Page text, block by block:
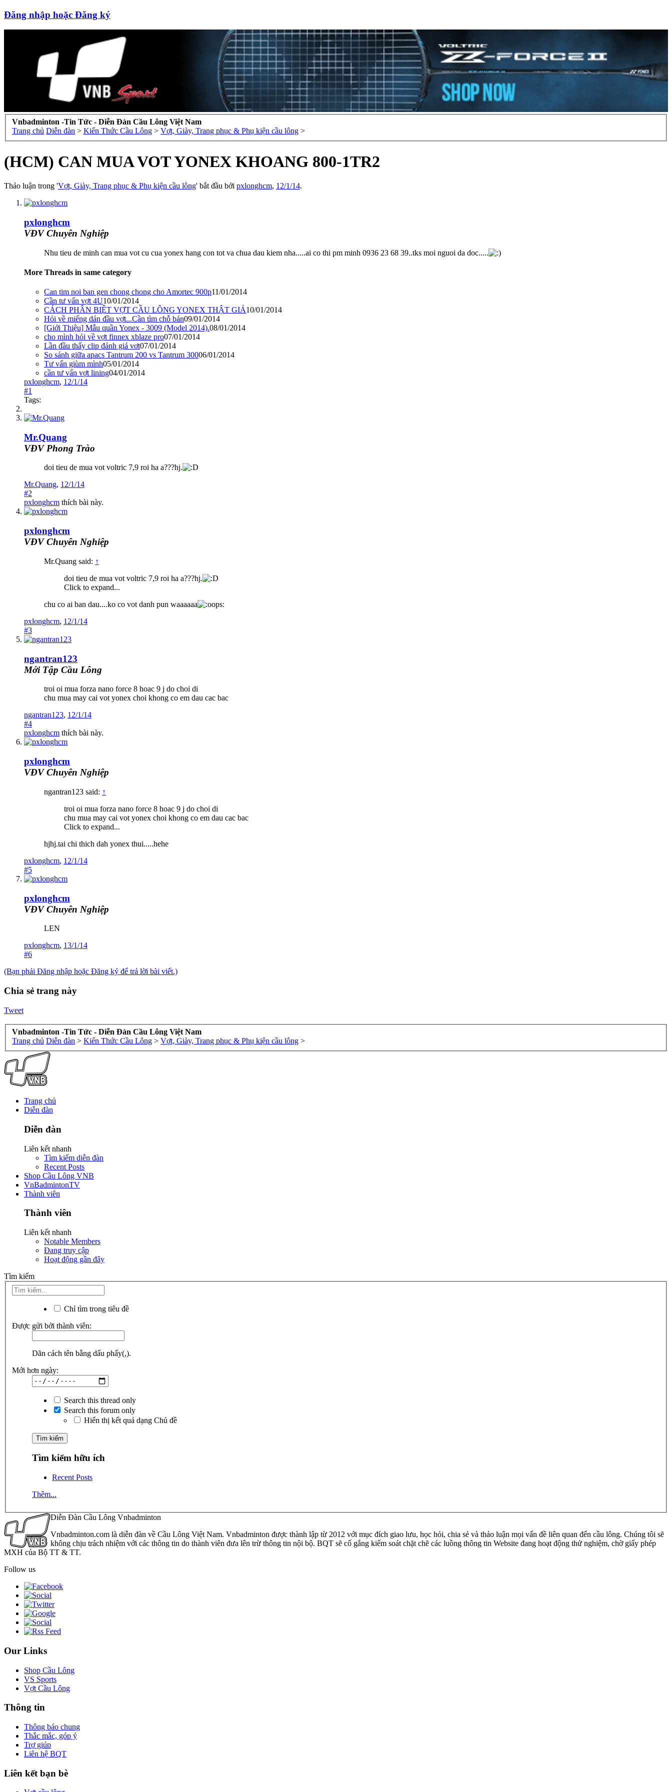
Đăng nhập hoặc Đăng ký
Vnbadminton -Tin Tức - Diễn Đàn Cầu Lông Việt Nam
Trang chủ Diễn đàn > Kiến Thức Cầu Lông > Vợt, Giày, Trang phục & Phụ kiện cầu lông >
(HCM) CAN MUA VOT YONEX KHOANG 800-1TR2
Thảo luận trong 'Vợt, Giày, Trang phục & Phụ kiện cầu lông' bắt đầu bởi pxlonghcm, 12/1/14.
pxlonghcm
VĐV Chuyên Nghiệp
Nhu tieu de minh can mua vot cu cua yonex hang con tot va chua dau kiem nha.....ai co thi pm minh 0936 23 68 39..tks moi nguoi da doc.....
More Threads in same category
Can tim noi ban gen chong chong cho Amortec 900p11/01/2014
Cần tư vấn vợt 4U10/01/2014
CÁCH PHÂN BIỆT VỢT CẦU LÔNG YONEX THẬT GIẢ10/01/2014
Hỏi về miếng dán đầu vợt...Cần tìm chỗ bán09/01/2014
[Giới Thiệu] Mẫu quần Yonex - 3009 (Model 2014).08/01/2014
cho mình hỏi về vợt finnex xblaze pro07/01/2014
Lần đầu thấy clip đánh giá vơt07/01/2014
So sánh giữa apacs Tantrum 200 vs Tantrum 30006/01/2014
Tư vấn giùm mình05/01/2014
cần tư vấn vợt lining04/01/2014
pxlonghcm, 12/1/14
#1
Tags:
Mr.Quang
VĐV Phong Trào
doi tieu de mua vot voltric 7,9 roi ha a???hj.
Mr.Quang, 12/1/14
#2
pxlonghcm thích bài này.
pxlonghcm
VĐV Chuyên Nghiệp
Mr.Quang said: ↑
doi tieu de mua vot voltric 7,9 roi ha a???hj.
Click to expand...
chu co ai ban dau....ko co vot danh pun waaaaaa
pxlonghcm, 12/1/14
#3
ngantran123
Mới Tập Cầu Lông
troi oi mua forza nano force 8 hoac 9 j do choi di
chu mua may cai vot yonex choi khong co em dau cac bac
ngantran123, 12/1/14
#4
pxlonghcm thích bài này.
pxlonghcm
VĐV Chuyên Nghiệp
ngantran123 said: ↑
troi oi mua forza nano force 8 hoac 9 j do choi di
chu mua may cai vot yonex choi khong co em dau cac bac
Click to expand...
hjhj.tai chi thich dah yonex thui.....hehe
pxlonghcm, 12/1/14
#5
pxlonghcm
VĐV Chuyên Nghiệp
LEN
pxlonghcm, 13/1/14
#6
(Bạn phải Đăng nhập hoặc Đăng ký để trả lời bài viết.)
Chia sẻ trang này
Tweet
Vnbadminton -Tin Tức - Diễn Đàn Cầu Lông Việt Nam
Trang chủ Diễn đàn > Kiến Thức Cầu Lông > Vợt, Giày, Trang phục & Phụ kiện cầu lông >
Trang chủ
Diễn đàn
Diễn đàn
Liên kết nhanh
Tìm kiếm diễn đàn
Recent Posts
Shop Cầu Lông VNB
VnBadmintonTV
Thành viên
Thành viên
Liên kết nhanh
Notable Members
Đang truy cập
Hoạt động gần đây
Tìm kiếm
Chỉ tìm trong tiêu đề
Được gửi bởi thành viên:
Dãn cách tên bằng dấu phẩy(,).
Mới hơn ngày:
Search this thread only
Search this forum only
Hiển thị kết quả dạng Chủ đề
Tìm kiếm hữu ích
Recent Posts
Thêm...
Diễn Đàn Cầu Lông Vnbadminton
Vnbadminton.com là diễn đàn về Cầu Lông Việt Nam. Vnbadminton được thành lập từ 2012 với mục đích giao lưu, học hỏi, chia sẻ và thảo luận mọi vấn đề liên quan đến cầu lông. Chúng tôi sẽ
không chịu trách nhiệm với các thông tin do thành viên đưa lên trừ thông tin nội bộ. BQT sẽ cố gắng kiểm soát chặt chẽ các luồng thông tin Website đang hoạt động thử nghiệm, chờ giấy phép
MXH của Bộ TT & TT.
Follow us
Our Links
Shop Cầu Lông
VS Sports
Vợt Cầu Lông
Thông tin
Thông báo chung
Thắc mắc, góp ý
Trợ giúp
Liên hệ BQT
Liên kết bạn bè